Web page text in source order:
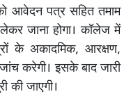
आवेदन पत्र सहित तमाम
जाना होगा। कॉलेज में
के अकादमिक, आरक्षण,
करेगी। इसके बाद जारी
की जाएगी।